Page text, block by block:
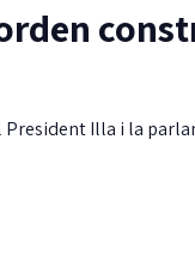
Illa i la